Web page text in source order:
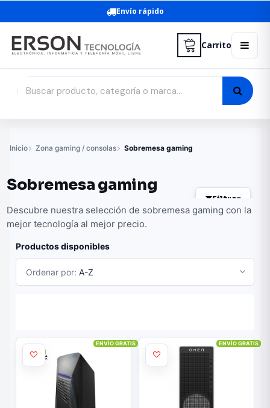
Envío rápido
Carrito
Inicio Zona gaming / consolas Sobremesa gaming
Sobremesa gaming
Filtrar
Descubre nuestra selección de sobremesa gaming con la
mejor tecnología al mejor precio.
Productos disponibles
Ordenar por: A-Z
ENVÍO GRATIS ENVÍO GRATIS